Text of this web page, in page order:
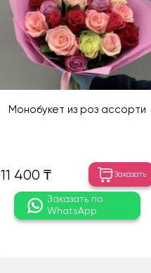
Монобукет из роз ассорти
11 400 ₸ Заказать
Заказать по
WhatsApp